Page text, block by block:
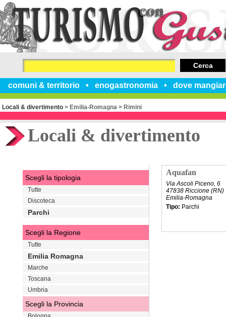
comuni & territorio enogastronomia dove
Cerca
Locali & divertimento > Emilia-Romagna > Rimini
Locali & divertimento
Aquafan
Via Ascoli Piceno, 6
47838 Riccione (RN)
Emilia-Romagna
Tipo: Parchi
Scegli la tipologia
Tutte
Discoteca
Parchi
Scegli la Regione
Tutte
Emilia Romagna
Marche
Toscana
Umbria
Scegli la Provincia